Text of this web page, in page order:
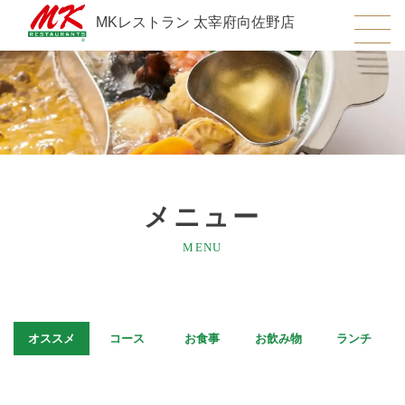
MKレストラン 太宰府向佐野店
メニュー
MENU
オススメ コース お食事 お飲み物 ランチ